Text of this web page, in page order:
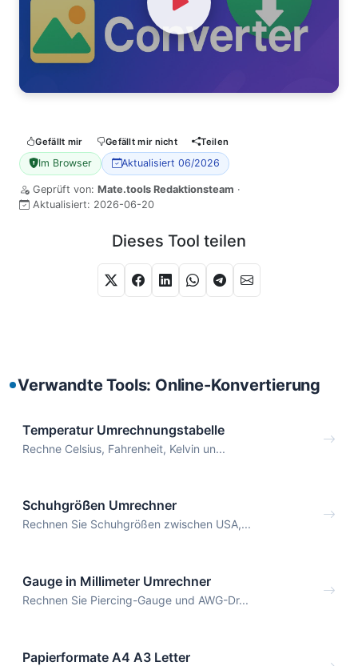
Watch Video
Gefällt mir Gefällt mir nicht Teilen
Im Browser Aktualisiert 06/2026
Geprüft von: Mate.tools Redaktionsteam ·
Aktualisiert: 2026-06-20
Dieses Tool teilen
Verwandte Tools: Online-Konvertierung
Temperatur Umrechnungstabelle
Rechne Celsius, Fahrenheit, Kelvin un...
Schuhgrößen Umrechner
Rechnen Sie Schuhgrößen zwischen USA,...
Gauge in Millimeter Umrechner
Rechnen Sie Piercing-Gauge und AWG-Dr...
Papierformate A4 A3 Letter